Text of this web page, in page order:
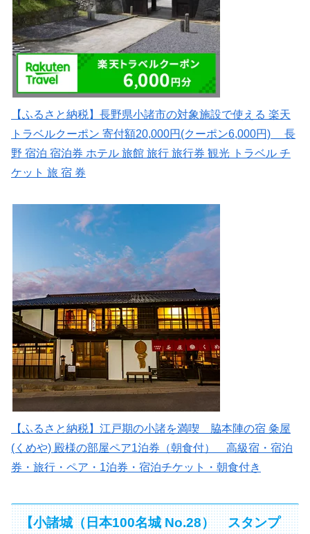
【ふるさと納税】長野県小諸市の対象施設で使える 楽天
トラベルクーポン 寄付額20,000円(クーポン6,000円) 長
野 宿泊 宿泊券 ホテル 旅館 旅行 旅行券 観光 トラベル チ
ケット 旅 宿 券
【ふるさと納税】江戸期の小諸を満喫 脇本陣の宿 粂屋
(くめや) 殿様の部屋ペア1泊券（朝食付） 高級宿・宿泊
券・旅行・ペア・1泊券・宿泊チケット・朝食付き
【小諸城（日本100名城 No.28） スタンプ